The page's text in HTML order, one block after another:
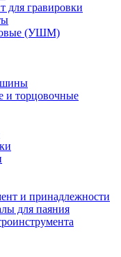
для гравировки
(УШМ)
и торцовочные
и принадлежности
для паяния